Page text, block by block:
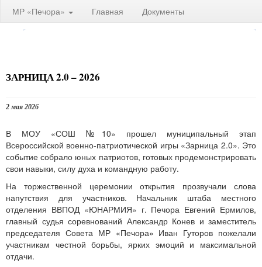
МР «Печора» Главная Документы
ЗАРНИЦА 2.0 – 2026
2 мая 2026
В МОУ «СОШ №10» прошел муниципальный этап
Всероссийской военно-патриотической игры «Зарница 2.0». Это
событие собрало юных патриотов, готовых продемонстрировать
свои навыки, силу духа и командную работу.
На торжественной церемонии открытия прозвучали слова
напутствия для участников. Начальник штаба местного
отделения ВВПОД «ЮНАРМИЯ» г. Печора Евгений Ермилов,
главный судья соревнований Александр Конев и заместитель
председателя Совета МР «Печора» Иван Гуторов пожелали
участникам честной борьбы, ярких эмоций и максимальной
отдачи.